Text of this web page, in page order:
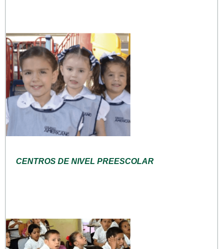
CENTROS DE NIVEL PREESCOLAR